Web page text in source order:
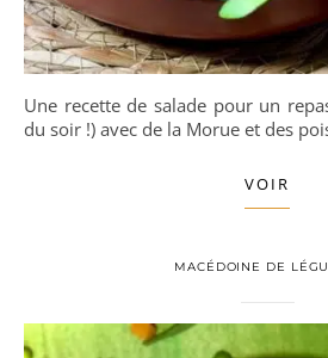
Une recette de salade pour un repas de midi complet (ou
du soir !) avec de la Morue et des
VOIR
MACÉDOINE DE